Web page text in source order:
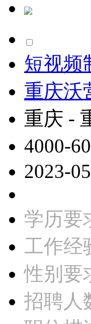
短视频
重庆沃
重庆 -
4000-
2023-
学历要
工作经
性别要
招聘人